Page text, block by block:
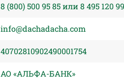
8 (800) 500 95 85 или 8 495 120
info@dachadacha.com
40702810902490001754
АО «АЛЬФА-БАНК»